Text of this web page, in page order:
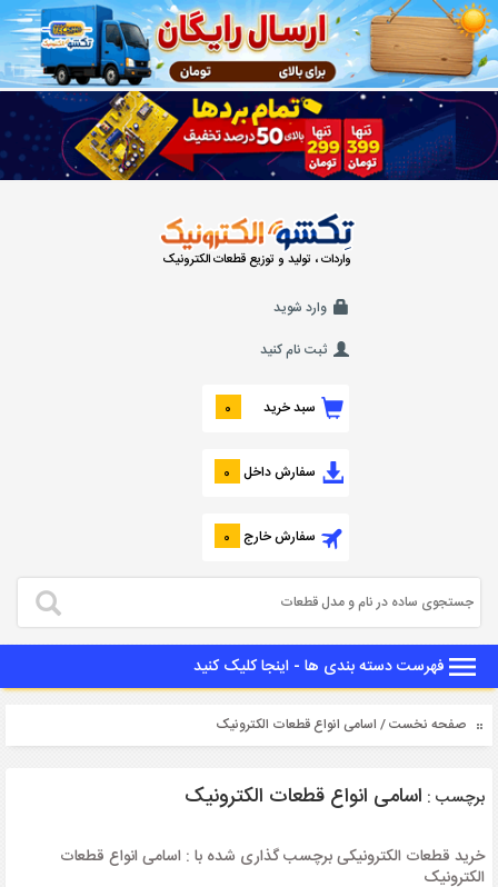
واردات ، تولید و توزیع قطعات الکترونیک
وارد شوید
ثبت نام کنید
سبد خرید 0
سفارش داخل 0
سفارش خارج 0
فهرست دسته بندی ها - اینجا کلیک کنید
صفحه نخست/ اسامی انواع قطعات الکترونیک
برچسب : اسامی انواع قطعات الکترونیک
خرید قطعات الکترونیکی برچسب گذاری شده با : اسامی انواع قطعات
الکترونیک